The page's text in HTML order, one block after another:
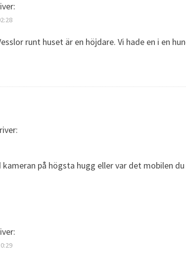
runt huset är en höjdare. Vi hade en i en
på högsta hugg eller var det mobilen